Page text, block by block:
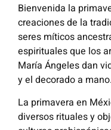
Bienvenida la
creaciones de la
seres míticos
espirituales que los
María Ángeles dan
y el decorado a mano.
La primavera en
diversos rituales y